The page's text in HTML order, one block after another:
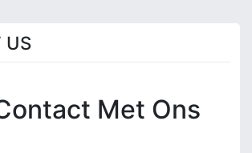
US
Met Ons